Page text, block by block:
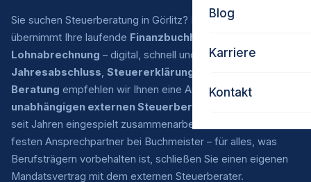
Blog
Karriere
Kontakt
Sie suchen Steuerberatung in Görlitz? Buchmeister
übernimmt Ihre laufende Finanzbuchhaltung
Lohnabrechnung – digital, schnell und zu fairen Preisen. Für
Jahresabschluss, Steuererklärung
Beratung empfehlen wir Ihnen eine Auswahl an
unabhängigen externen Steuerberatern
seit Jahren eingespielt zusammenarbeiten. Sie haben einen
festen Ansprechpartner bei Buchmeister – für alles, was
Berufsträgern vorbehalten ist, schließen Sie einen eigenen
Mandatsvertrag mit dem externen Steuerberater.